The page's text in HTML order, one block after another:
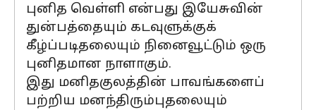
புனித வெள்ளி என்பது இயேசுவின்
துன்பத்தையும் கடவுளுக்குக்
கீழ்ப்படிதலையும் நினைவூட்டும் ஒரு
புனிதமான நாளாகும்.
இது மனிதகுலத்தின் பாவங்களைப்
பற்றிய மனந்திரும்புதலையும்